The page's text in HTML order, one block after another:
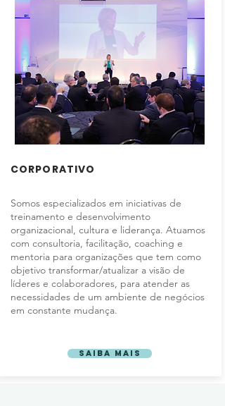
CORPORATIVO
Somos especializados em iniciativas de
treinamento e desenvolvimento
organizacional, cultura e liderança. Atuamos
com consultoria, facilitação, coaching e
mentoria para organizações que tem como
objetivo transformar/atualizar a visão de
líderes e colaboradores, para atender as
necessidades de um ambiente de negócios
em constante mudança.
Saiba mais